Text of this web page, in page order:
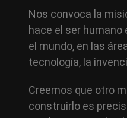
Nos convoca la
hace el ser humano
el mundo, en las
tecnología, la
Creemos que otro
construirlo es